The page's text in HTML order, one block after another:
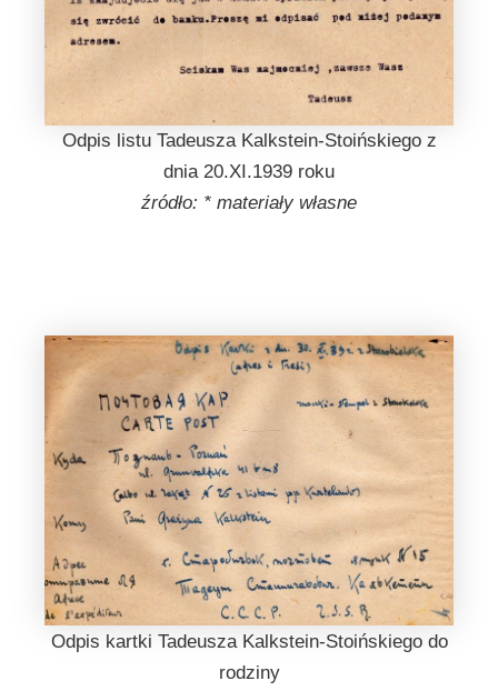
Odpis listu Tadeusza Kalkstein-Stoińskiego z
dnia 20.XI.1939 roku
źródło: * materiały własne
Odpis kartki Tadeusza Kalkstein-Stoińskiego do
rodziny